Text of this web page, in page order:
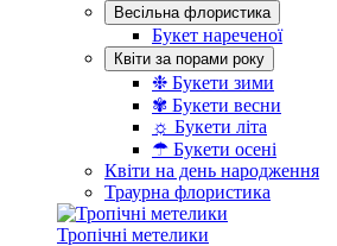
Весільна флористика
Букет нареченої
Квіти за порами року
❉ Букети зими
✾ Букети весни
☼ Букети літа
☂ Букети осені
Квіти на день народження
Траурна флористика
Тропічні метелики